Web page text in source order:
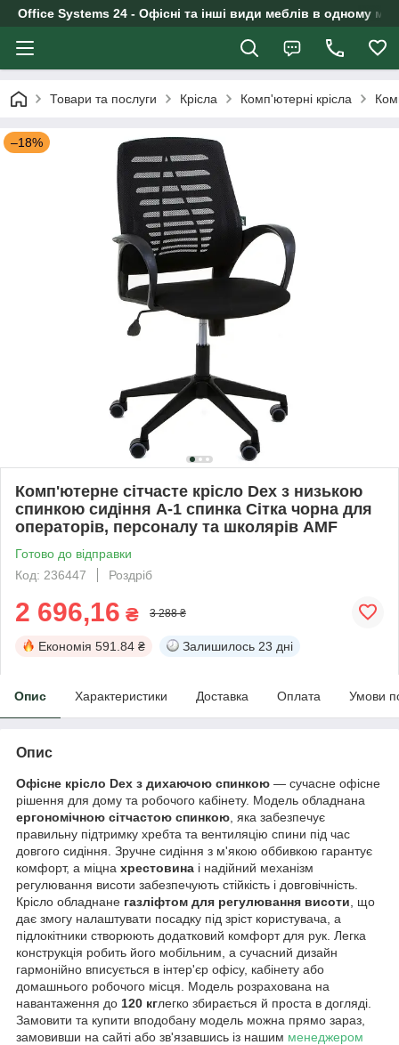
Office Systems 24 - Офісні та інші види меблів в одному
Товари та послуги Крісла Комп'ютерні крісла
–18%
Комп'ютерне сітчасте крісло Dex з низькою
спинкою сидіння А-1 спинка Сітка чорна для
операторів, персоналу та школярів AMF
Готово до відправки
Код: 236447
Роздріб
2 696,16 ₴ 3 288 ₴
Економія 591.84 ₴ Залишилось 23 дні
Опис Характеристики Доставка Оплата Умови
Опис
Офісне крісло Dex з дихаючою спинкою — сучасне офісне
рішення для дому та робочого кабінету. Модель обладнана
ергономічною сітчастою спинкою , яка забезпечує
правильну підтримку хребта та вентиляцію спини під час
довгого сидіння. Зручне сидіння з м'якою оббивкою гарантує
комфорт, а міцна хрестовина і надійний механізм
регулювання висоти забезпечують стійкість і довговічність.
Крісло обладнане газліфтом для регулювання висоти , що
дає змогу налаштувати посадку під зріст користувача, а
підлокітники створюють додатковий комфорт для рук. Легка
конструкція робить його мобільним, а сучасний дизайн
гармонійно вписується в інтер'єр офісу, кабінету або
домашнього робочого місця. Модель розрахована на
навантаження до 120 кглегко збирається й проста в догляді.
Замовити та купити вподобану модель можна прямо зараз,
замовивши на сайті або зв'язавшись із нашим менеджером